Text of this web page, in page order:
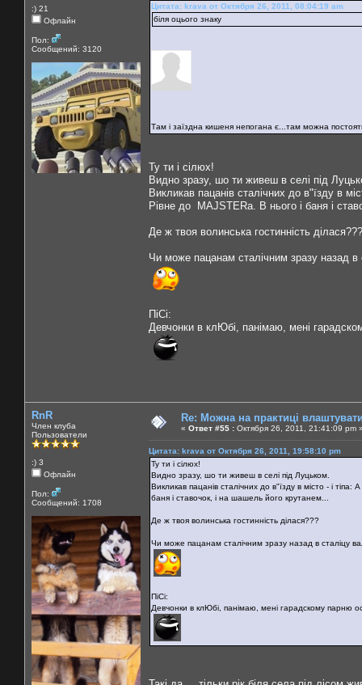
:) 21
Офлайн
Пол:
Сообщений: 3120
Цитата: krava от Октября 26, 2011, 08:04:19 am
біля оцього знаку
Там і заїздна кишеня непогана є...там можна
Ту ти і сілюх!
Видно зразу, шо ти живеш в селі під
Викликав пацанів сталічних до в"їзду в
Рівне до MAJSTERа. В нього і баня і
Де ж твоя волинська гостинність ділася???
Чи може пацанам сталічним зразу назад в
ПіСі:
Девчонки в клЮбі, панімаю, мені
RnR
Член клуба
Пользователи
:) 3
Офлайн
Пол:
Сообщений: 1708
Re: Можна на практиці
« Ответ #55 : Октября 26, 2011, 21:41:09 pm
Цитата: krava от Октября 26, 2011, 19:58:10 pm
Ту ти і сілюх!
Видно зразу, шо ти живеш в селі під Луцьком.
Викликав пацанів сталічних до в"їзду в місто - і
баня і ставочок, і на шашель його крутанем...
Де ж твоя волинська гостинність ділася???
Чи може пацанам сталічним зразу назад в сталіцу
ПіСі:
Девчонки в клЮбі, панімаю, мені гарадскому парню